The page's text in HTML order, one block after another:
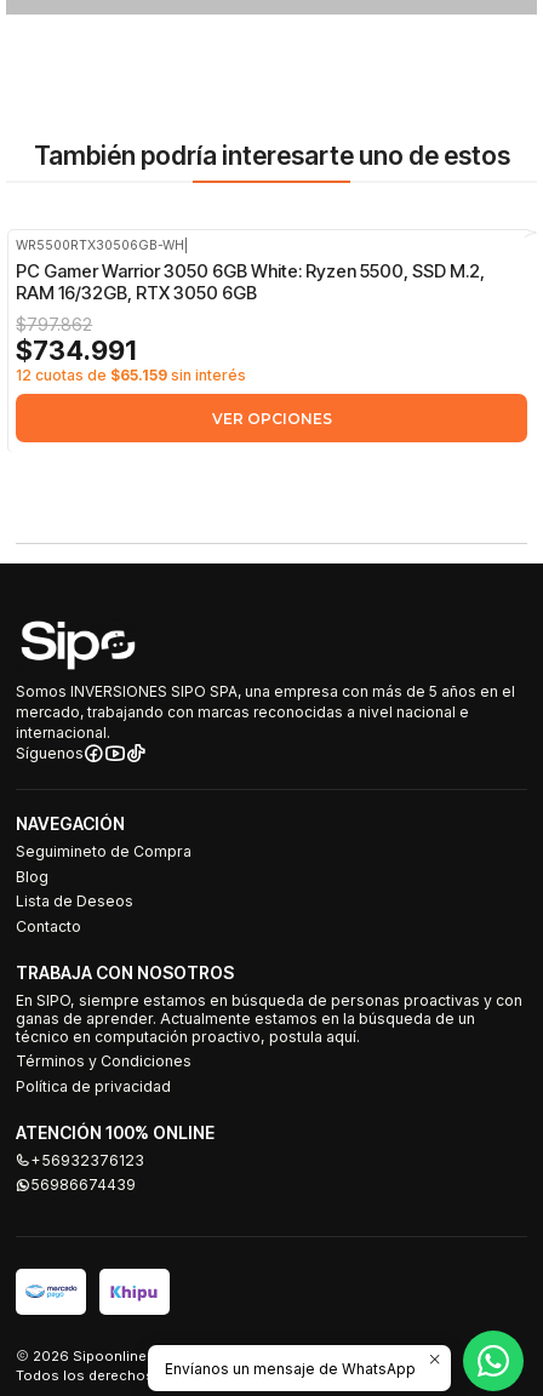
También podría interesarte uno de estos
WR5500RTX30506GB-WH
PC Gamer Warrior 3050 6GB White: Ryzen 5500, SSD M.2,
RAM 16/32GB, RTX 3050 6GB
$797.862
$734.991
12 cuotas de $65.159 sin interés
VER OPCIONES
Somos INVERSIONES SIPO SPA, una empresa con más de 5 años en el
mercado, trabajando con marcas reconocidas a nivel nacional e
internacional.
Síguenos
NAVEGACIÓN
Seguimineto de Compra
Blog
Lista de Deseos
Contacto
TRABAJA CON NOSOTROS
En SIPO, siempre estamos en búsqueda de personas proactivas y con
ganas de aprender. Actualmente estamos en la búsqueda de un
técnico en computación proactivo, postula aquí.
Términos y Condiciones
Política de privacidad
ATENCIÓN 100% ONLINE
+56932376123
56986674439
2026 Sipoonline.
Todos los derechos reservados.Desarrollado por Jumpseller
Envíanos un mensaje de WhatsApp